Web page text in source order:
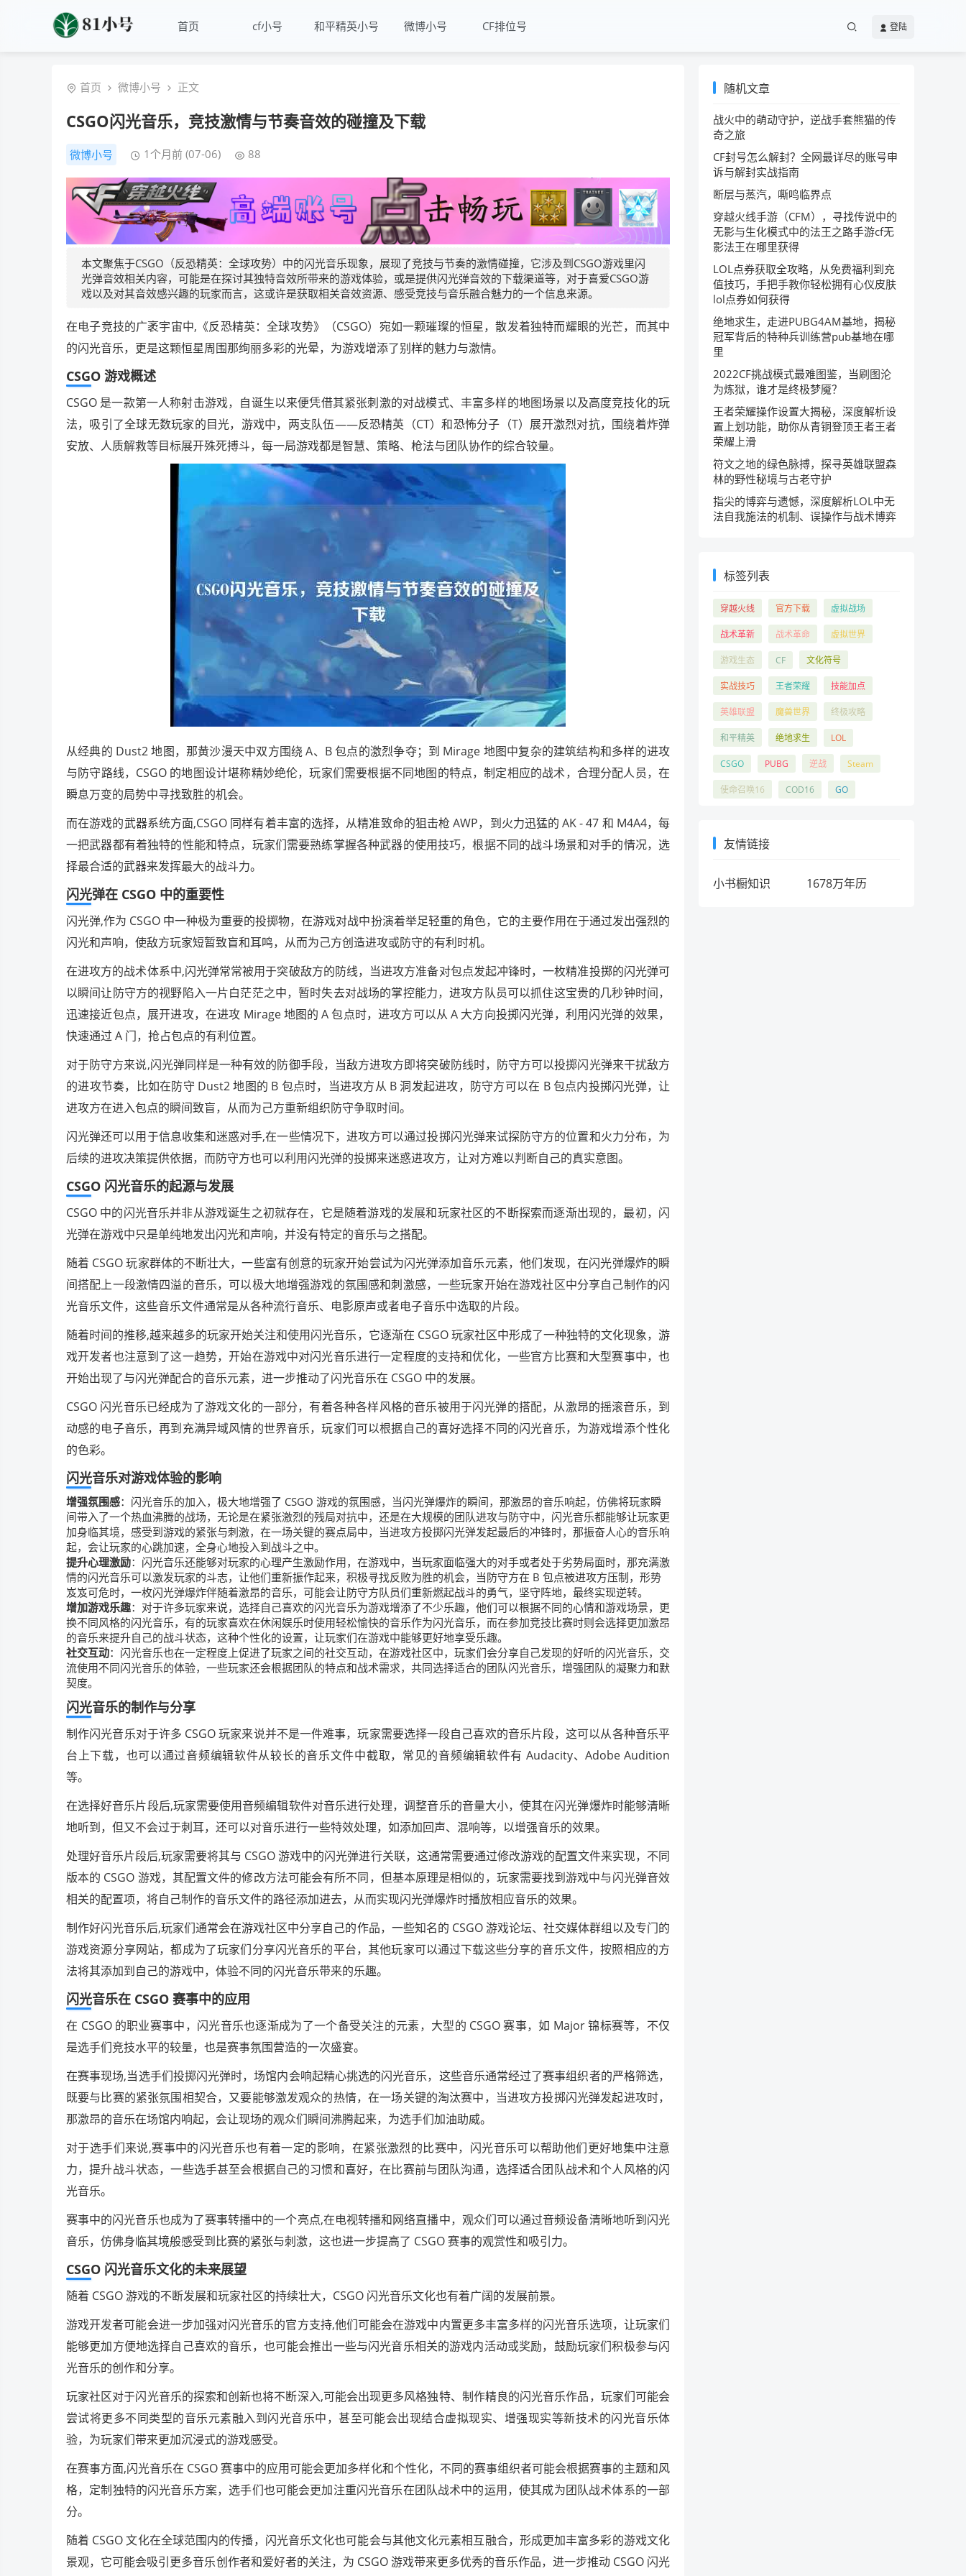
首页 cf小号 和平精英小号 微博小号 CF排位号 登陆
首页 微博小号 正文
CSGO闪光音乐，竞技激情与节奏音效的碰撞及下载
微博小号 1个月前 (07-06) 88
本文聚焦于CSGO（反恐精英：全球攻势）中的闪光音乐现象，展现了竞技与节奏的激情碰撞，它涉及到CSGO游戏里闪
光弹音效相关内容，可能是在探讨其独特音效所带来的游戏体验，或是提供闪光弹音效的下载渠道等，对于喜爱CSGO游
戏以及对其音效感兴趣的玩家而言，这或许是获取相关音效资源、感受竞技与音乐融合魅力的一个信息来源。
在电子竞技的广袤宇宙中,《反恐精英：全球攻势》（CSGO）宛如一颗璀璨的恒星，散发着独特而耀眼的光芒，而其中
的闪光音乐，更是这颗恒星周围那绚丽多彩的光晕，为游戏增添了别样的魅力与激情。
CSGO 游戏概述
CSGO 是一款第一人称射击游戏，自诞生以来便凭借其紧张刺激的对战模式、丰富多样的地图场景以及高度竞技化的玩
法，吸引了全球无数玩家的目光，游戏中，两支队伍——反恐精英（CT）和恐怖分子（T）展开激烈对抗，围绕着炸弹
安放、人质解救等目标展开殊死搏斗，每一局游戏都是智慧、策略、枪法与团队协作的综合较量。
从经典的 Dust2 地图，那黄沙漫天中双方围绕 A、B 包点的激烈争夺；到 Mirage 地图中复杂的建筑结构和多样的进攻
与防守路线，CSGO 的地图设计堪称精妙绝伦，玩家们需要根据不同地图的特点，制定相应的战术，合理分配人员，在
瞬息万变的局势中寻找致胜的机会。
而在游戏的武器系统方面,CSGO 同样有着丰富的选择，从精准致命的狙击枪 AWP，到火力迅猛的 AK - 47 和 M4A4，每
一把武器都有着独特的性能和特点，玩家们需要熟练掌握各种武器的使用技巧，根据不同的战斗场景和对手的情况，选
择最合适的武器来发挥最大的战斗力。
闪光弹在 CSGO 中的重要性
闪光弹,作为 CSGO 中一种极为重要的投掷物，在游戏对战中扮演着举足轻重的角色，它的主要作用在于通过发出强烈的
闪光和声响，使敌方玩家短暂致盲和耳鸣，从而为己方创造进攻或防守的有利时机。
在进攻方的战术体系中,闪光弹常常被用于突破敌方的防线，当进攻方准备对包点发起冲锋时，一枚精准投掷的闪光弹可
以瞬间让防守方的视野陷入一片白茫茫之中，暂时失去对战场的掌控能力，进攻方队员可以抓住这宝贵的几秒钟时间，
迅速接近包点，展开进攻，在进攻 Mirage 地图的 A 包点时，进攻方可以从 A 大方向投掷闪光弹，利用闪光弹的效果，
快速通过 A 门，抢占包点的有利位置。
对于防守方来说,闪光弹同样是一种有效的防御手段，当敌方进攻方即将突破防线时，防守方可以投掷闪光弹来干扰敌方
的进攻节奏，比如在防守 Dust2 地图的 B 包点时，当进攻方从 B 洞发起进攻，防守方可以在 B 包点内投掷闪光弹，让
进攻方在进入包点的瞬间致盲，从而为己方重新组织防守争取时间。
闪光弹还可以用于信息收集和迷惑对手,在一些情况下，进攻方可以通过投掷闪光弹来试探防守方的位置和火力分布，为
后续的进攻决策提供依据，而防守方也可以利用闪光弹的投掷来迷惑进攻方，让对方难以判断自己的真实意图。
CSGO 闪光音乐的起源与发展
CSGO 中的闪光音乐并非从游戏诞生之初就存在，它是随着游戏的发展和玩家社区的不断探索而逐渐出现的，最初，闪
光弹在游戏中只是单纯地发出闪光和声响，并没有特定的音乐与之搭配。
随着 CSGO 玩家群体的不断壮大，一些富有创意的玩家开始尝试为闪光弹添加音乐元素，他们发现，在闪光弹爆炸的瞬
间搭配上一段激情四溢的音乐，可以极大地增强游戏的氛围感和刺激感，一些玩家开始在游戏社区中分享自己制作的闪
光音乐文件，这些音乐文件通常是从各种流行音乐、电影原声或者电子音乐中选取的片段。
随着时间的推移,越来越多的玩家开始关注和使用闪光音乐，它逐渐在 CSGO 玩家社区中形成了一种独特的文化现象，游
戏开发者也注意到了这一趋势，开始在游戏中对闪光音乐进行一定程度的支持和优化，一些官方比赛和大型赛事中，也
开始出现了与闪光弹配合的音乐元素，进一步推动了闪光音乐在 CSGO 中的发展。
CSGO 闪光音乐已经成为了游戏文化的一部分，有着各种各样风格的音乐被用于闪光弹的搭配，从激昂的摇滚音乐，到
动感的电子音乐，再到充满异域风情的世界音乐，玩家们可以根据自己的喜好选择不同的闪光音乐，为游戏增添个性化
的色彩。
闪光音乐对游戏体验的影响
增强氛围感：闪光音乐的加入，极大地增强了 CSGO 游戏的氛围感，当闪光弹爆炸的瞬间，那激昂的音乐响起，仿佛将玩家瞬
间带入了一个热血沸腾的战场，无论是在紧张激烈的残局对抗中，还是在大规模的团队进攻与防守中，闪光音乐都能够让玩家更
加身临其境，感受到游戏的紧张与刺激，在一场关键的赛点局中，当进攻方投掷闪光弹发起最后的冲锋时，那振奋人心的音乐响
起，会让玩家的心跳加速，全身心地投入到战斗之中。
提升心理激励：闪光音乐还能够对玩家的心理产生激励作用，在游戏中，当玩家面临强大的对手或者处于劣势局面时，那充满激
情的闪光音乐可以激发玩家的斗志，让他们重新振作起来，积极寻找反败为胜的机会，当防守方在 B 包点被进攻方压制，形势
岌岌可危时，一枚闪光弹爆炸伴随着激昂的音乐，可能会让防守方队员们重新燃起战斗的勇气，坚守阵地，最终实现逆转。
增加游戏乐趣：对于许多玩家来说，选择自己喜欢的闪光音乐为游戏增添了不少乐趣，他们可以根据不同的心情和游戏场景，更
换不同风格的闪光音乐，有的玩家喜欢在休闲娱乐时使用轻松愉快的音乐作为闪光音乐，而在参加竞技比赛时则会选择更加激昂
的音乐来提升自己的战斗状态，这种个性化的设置，让玩家们在游戏中能够更好地享受乐趣。
社交互动：闪光音乐也在一定程度上促进了玩家之间的社交互动，在游戏社区中，玩家们会分享自己发现的好听的闪光音乐，交
流使用不同闪光音乐的体验，一些玩家还会根据团队的特点和战术需求，共同选择适合的团队闪光音乐，增强团队的凝聚力和默
契度。
闪光音乐的制作与分享
制作闪光音乐对于许多 CSGO 玩家来说并不是一件难事，玩家需要选择一段自己喜欢的音乐片段，这可以从各种音乐平
台上下载，也可以通过音频编辑软件从较长的音乐文件中截取，常见的音频编辑软件有 Audacity、Adobe Audition
等。
在选择好音乐片段后,玩家需要使用音频编辑软件对音乐进行处理，调整音乐的音量大小，使其在闪光弹爆炸时能够清晰
地听到，但又不会过于刺耳，还可以对音乐进行一些特效处理，如添加回声、混响等，以增强音乐的效果。
处理好音乐片段后,玩家需要将其与 CSGO 游戏中的闪光弹进行关联，这通常需要通过修改游戏的配置文件来实现，不同
版本的 CSGO 游戏，其配置文件的修改方法可能会有所不同，但基本原理是相似的，玩家需要找到游戏中与闪光弹音效
相关的配置项，将自己制作的音乐文件的路径添加进去，从而实现闪光弹爆炸时播放相应音乐的效果。
制作好闪光音乐后,玩家们通常会在游戏社区中分享自己的作品，一些知名的 CSGO 游戏论坛、社交媒体群组以及专门的
游戏资源分享网站，都成为了玩家们分享闪光音乐的平台，其他玩家可以通过下载这些分享的音乐文件，按照相应的方
法将其添加到自己的游戏中，体验不同的闪光音乐带来的乐趣。
闪光音乐在 CSGO 赛事中的应用
在 CSGO 的职业赛事中，闪光音乐也逐渐成为了一个备受关注的元素，大型的 CSGO 赛事，如 Major 锦标赛等，不仅
是选手们竞技水平的较量，也是赛事氛围营造的一次盛宴。
在赛事现场,当选手们投掷闪光弹时，场馆内会响起精心挑选的闪光音乐，这些音乐通常经过了赛事组织者的严格筛选，
既要与比赛的紧张氛围相契合，又要能够激发观众的热情，在一场关键的淘汰赛中，当进攻方投掷闪光弹发起进攻时，
那激昂的音乐在场馆内响起，会让现场的观众们瞬间沸腾起来，为选手们加油助威。
对于选手们来说,赛事中的闪光音乐也有着一定的影响，在紧张激烈的比赛中，闪光音乐可以帮助他们更好地集中注意
力，提升战斗状态，一些选手甚至会根据自己的习惯和喜好，在比赛前与团队沟通，选择适合团队战术和个人风格的闪
光音乐。
赛事中的闪光音乐也成为了赛事转播中的一个亮点,在电视转播和网络直播中，观众们可以通过音频设备清晰地听到闪光
音乐，仿佛身临其境般感受到比赛的紧张与刺激，这也进一步提高了 CSGO 赛事的观赏性和吸引力。
CSGO 闪光音乐文化的未来展望
随着 CSGO 游戏的不断发展和玩家社区的持续壮大，CSGO 闪光音乐文化也有着广阔的发展前景。
游戏开发者可能会进一步加强对闪光音乐的官方支持,他们可能会在游戏中内置更多丰富多样的闪光音乐选项，让玩家们
能够更加方便地选择自己喜欢的音乐，也可能会推出一些与闪光音乐相关的游戏内活动或奖励，鼓励玩家们积极参与闪
光音乐的创作和分享。
玩家社区对于闪光音乐的探索和创新也将不断深入,可能会出现更多风格独特、制作精良的闪光音乐作品，玩家们可能会
尝试将更多不同类型的音乐元素融入到闪光音乐中，甚至可能会出现结合虚拟现实、增强现实等新技术的闪光音乐体
验，为玩家们带来更加沉浸式的游戏感受。
在赛事方面,闪光音乐在 CSGO 赛事中的应用可能会更加多样化和个性化，不同的赛事组织者可能会根据赛事的主题和风
格，定制独特的闪光音乐方案，选手们也可能会更加注重闪光音乐在团队战术中的运用，使其成为团队战术体系的一部
分。
随着 CSGO 文化在全球范围内的传播，闪光音乐文化也可能会与其他文化元素相互融合，形成更加丰富多彩的游戏文化
景观，它可能会吸引更多音乐创作者和爱好者的关注，为 CSGO 游戏带来更多优秀的音乐作品，进一步推动 CSGO 闪光
随机文章
战火中的萌动守护，逆战手套熊猫的传
奇之旅
CF封号怎么解封？全网最详尽的账号申
诉与解封实战指南
断层与蒸汽，嘶鸣临界点
穿越火线手游（CFM），寻找传说中的
无影与生化模式中的法王之路手游cf无
影法王在哪里获得
LOL点券获取全攻略，从免费福利到充
值技巧，手把手教你轻松拥有心仪皮肤
lol点券如何获得
绝地求生，走进PUBG4AM基地，揭秘
冠军背后的特种兵训练营pub基地在哪
里
2022CF挑战模式最难图鉴，当刷图沦
为炼狱，谁才是终极梦魇？
王者荣耀操作设置大揭秘，深度解析设
置上划功能，助你从青铜登顶王者王者
荣耀上滑
符文之地的绿色脉搏，探寻英雄联盟森
林的野性秘境与古老守护
指尖的博弈与遗憾，深度解析LOL中无
法自我施法的机制、误操作与战术博弈
标签列表
穿越火线 官方下载 虚拟战场
战术革新 战术革命 虚拟世界
游戏生态 CF 文化符号
实战技巧 王者荣耀 技能加点
英雄联盟 魔兽世界 终极攻略
和平精英 绝地求生 LOL
CSGO PUBG 逆战 Steam
使命召唤16 COD16 GO
友情链接
小书橱知识 1678万年历